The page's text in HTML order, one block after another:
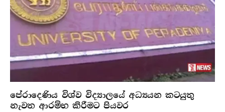
පේරාදෙණිය විශ්ව විද්‍යාලයේ අධ්‍යයන කටයුතු
නැවත ආරම්භ කිරීමට පියවර